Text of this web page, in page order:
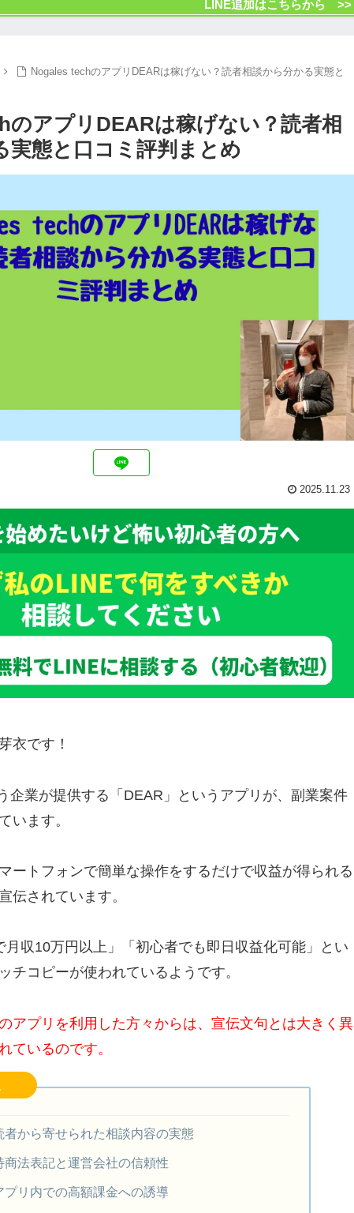
LINE追加はこちらから >>
Nogales techのアプリDEARは稼げない？読者相談から分かる実態と
のアプリDEARは稼げない？読者相
実態と口コミ評判まとめ
2025.11.23
衣です！
企業が提供する「DEAR」というアプリが、副業案件
います。
ートフォンで簡単な操作をするだけで収益が得られる
伝されています。
月収10万円以上」「初心者でも即日収益化可能」とい
チコピーが使われているようです。
アプリを利用した方々からは、宣伝文句とは大きく異
ているのです。
者から寄せられた相談内容の実態
商法表記と運営会社の信頼性
プリ内での高額課金への誘導